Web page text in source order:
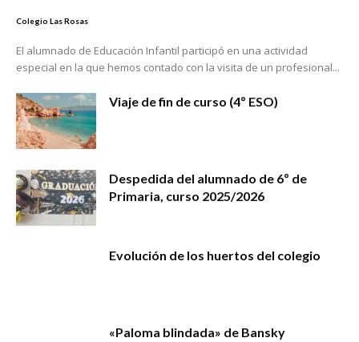
Colegio Las Rosas
El alumnado de Educación Infantil participó en una actividad
especial en la que hemos contado con la visita de un profesional...
Viaje de fin de curso (4º ESO)
Despedida del alumnado de 6º de
Primaria, curso 2025/2026
Evolución de los huertos del colegio
«Paloma blindada» de Bansky